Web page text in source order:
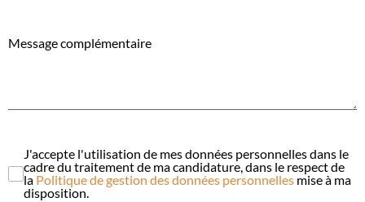
Message complémentaire
J'accepte l'utilisation de mes données personnelles dans le
cadre du traitement de ma candidature, dans le respect de
la Politique de gestion des données personnelles mise à ma
disposition.